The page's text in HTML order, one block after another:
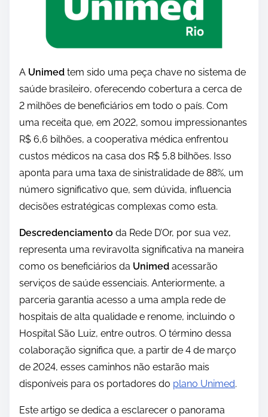
A Unimed tem sido uma peça chave no sistema de
saúde brasileiro, oferecendo cobertura a cerca de
2 milhões de beneficiários em todo o país. Com
uma receita que, em 2022, somou impressionantes
R$ 6,6 bilhões, a cooperativa médica enfrentou
custos médicos na casa dos R$ 5,8 bilhões. Isso
aponta para uma taxa de sinistralidade de 88%, um
número significativo que, sem dúvida, influencia
decisões estratégicas complexas como esta.
Descredenciamento da Rede D’Or, por sua vez,
representa uma reviravolta significativa na maneira
como os beneficiários da Unimed acessarão
serviços de saúde essenciais. Anteriormente, a
parceria garantia acesso a uma ampla rede de
hospitais de alta qualidade e renome, incluindo o
Hospital São Luiz, entre outros. O término dessa
colaboração significa que, a partir de 4 de março
de 2024, esses caminhos não estarão mais
disponíveis para os portadores do plano Unimed.
Este artigo se dedica a esclarecer o panorama